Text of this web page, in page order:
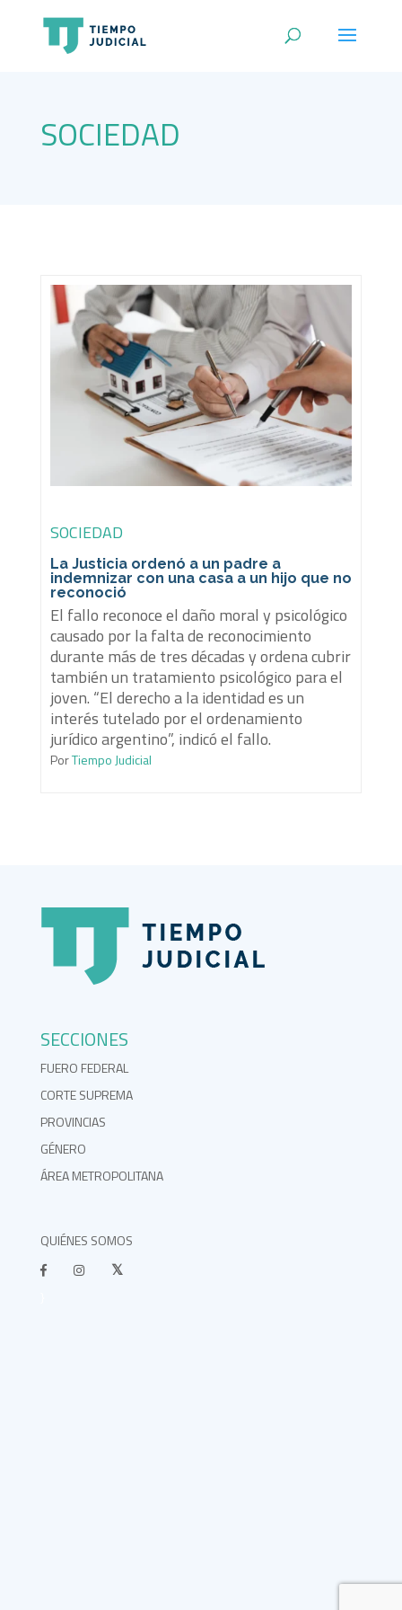
SOCIEDAD
SOCIEDAD
La Justicia ordenó a un padre a
indemnizar con una casa a un hijo que no
reconoció
El fallo reconoce el daño moral y psicológico
causado por la falta de reconocimiento
durante más de tres décadas y ordena cubrir
también un tratamiento psicológico para el
joven. “El derecho a la identidad es un
interés tutelado por el ordenamiento
jurídico argentino”, indicó el fallo.
PorTiempo Judicial
SECCIONES
FUERO FEDERAL
CORTE SUPREMA
PROVINCIAS
GÉNERO
ÁREA METROPOLITANA
QUIÉNES SOMOS